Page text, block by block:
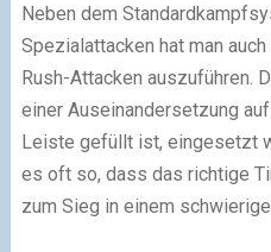
Neben dem
Spezialattacken hat man
Rush-Attacken auszuführen.
einer Auseinandersetzung
Leiste gefüllt ist, eingesetzt
es oft so, dass das richtige
zum Sieg in einem